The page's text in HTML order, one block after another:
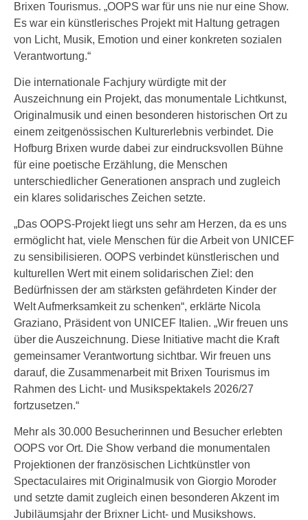
Brixen Tourismus. „OOPS war für uns nie nur eine Show.
Es war ein künstlerisches Projekt mit Haltung getragen
von Licht, Musik, Emotion und einer konkreten sozialen
Verantwortung.“
Die internationale Fachjury würdigte mit der
Auszeichnung ein Projekt, das monumentale Lichtkunst,
Originalmusik und einen besonderen historischen Ort zu
einem zeitgenössischen Kulturerlebnis verbindet. Die
Hofburg Brixen wurde dabei zur eindrucksvollen Bühne
für eine poetische Erzählung, die Menschen
unterschiedlicher Generationen ansprach und zugleich
ein klares solidarisches Zeichen setzte.
„Das OOPS-Projekt liegt uns sehr am Herzen, da es uns
ermöglicht hat, viele Menschen für die Arbeit von UNICEF
zu sensibilisieren. OOPS verbindet künstlerischen und
kulturellen Wert mit einem solidarischen Ziel: den
Bedürfnissen der am stärksten gefährdeten Kinder der
Welt Aufmerksamkeit zu schenken“, erklärte Nicola
Graziano, Präsident von UNICEF Italien. „Wir freuen uns
über die Auszeichnung. Diese Initiative macht die Kraft
gemeinsamer Verantwortung sichtbar. Wir freuen uns
darauf, die Zusammenarbeit mit Brixen Tourismus im
Rahmen des Licht- und Musikspektakels 2026/27
fortzusetzen.“
Mehr als 30.000 Besucherinnen und Besucher erlebten
OOPS vor Ort. Die Show verband die monumentalen
Projektionen der französischen Lichtkünstler von
Spectaculaires mit Originalmusik von Giorgio Moroder
und setzte damit zugleich einen besonderen Akzent im
Jubiläumsjahr der Brixner Licht- und Musikshows.